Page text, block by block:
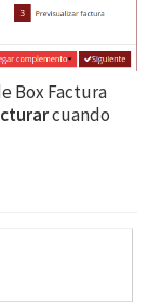
Box Factura
cuando